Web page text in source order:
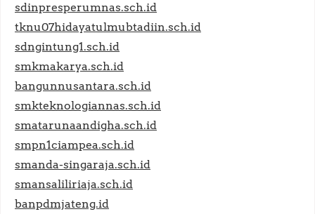
sdinpresperumnas.sch.id
tknu07hidayatulmubtadiin.sch.id
sdngintung1.sch.id
smkmakarya.sch.id
bangunnusantara.sch.id
smkteknologiannas.sch.id
smatarunaandigha.sch.id
smpn1ciampea.sch.id
smanda-singaraja.sch.id
smansaliliriaja.sch.id
banpdmjateng.id